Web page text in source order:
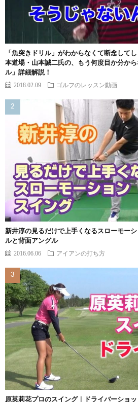
「魚突きドリル」がわからなくて断念して
本道場・山本誠二氏の、もう何度目か分か
ル」詳細解説！
2018.02.09 ゴルフのレッスン動画
新井淳の見るだけで上手くなるスローモー
ルと背面アングル
2016.06.06 アイアンの打ち方
原英莉花プロのスイング｜ドライバーショ